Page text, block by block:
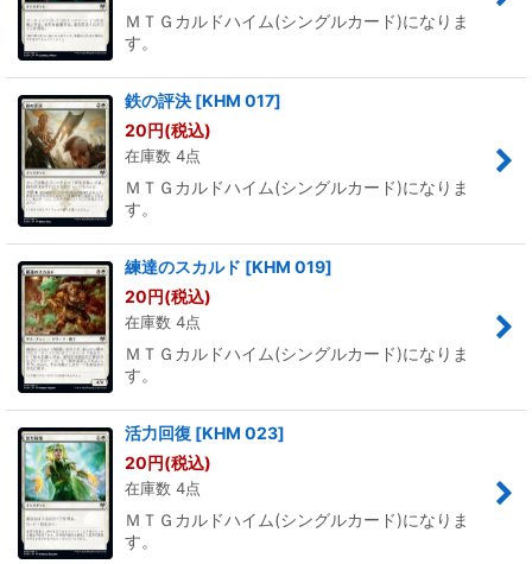
ＭＴＧカルドハイム(シングルカード)になりま
す。
鉄の評決 [KHM 017]
20円(税込)
在庫数 4点
ＭＴＧカルドハイム(シングルカード)になりま
す。
練達のスカルド [KHM 019]
20円(税込)
在庫数 4点
ＭＴＧカルドハイム(シングルカード)になりま
す。
活力回復 [KHM 023]
20円(税込)
在庫数 4点
ＭＴＧカルドハイム(シングルカード)になりま
す。